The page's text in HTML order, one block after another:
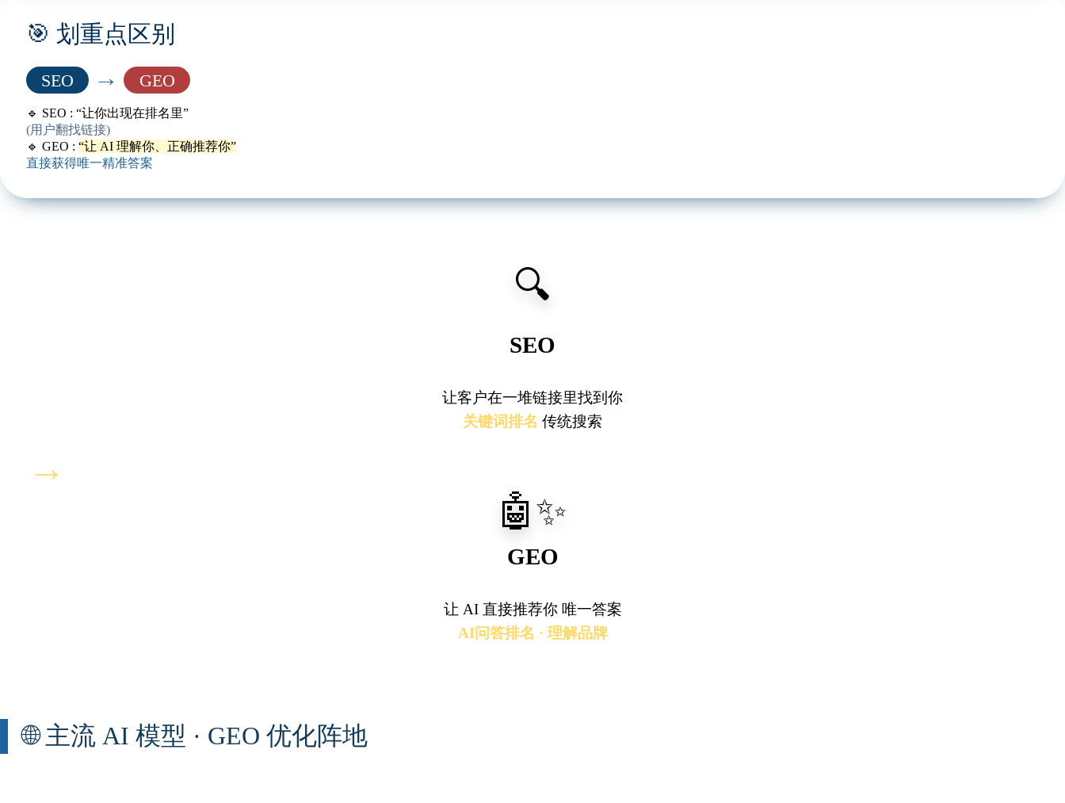
🎯 划重点区别
SEO → GEO
🔹 SEO : “让你出现在排名里”
(用户翻找链接)
🔹 GEO : “让 AI 理解你、正确推荐你”
直接获得唯一精准答案
🔍
SEO
让客户在一堆链接里找到你
关键词排名 传统搜索
→
🤖✨
GEO
让 AI 直接推荐你唯一答案
AI问答排名 · 理解品牌
🌐 主流 AI 模型 · GEO 优化阵地